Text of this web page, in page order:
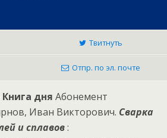
Твитнуть
Отпр. по эл. почте
Книга дня Абонемент
Иван Викторович. Сварка
и сплавов: